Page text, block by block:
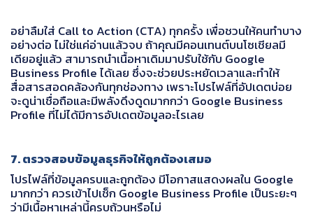
อย่าลืมใส่ Call to Action (CTA) ทุกครั้ง เพื่อชวนให้คนทำบาง
อย่างต่อ ไม่ใช่แค่อ่านแล้วจบ ถ้าคุณมีคอนเทนต์บนโซเชียลมี
เดียอยู่แล้ว สามารถนำเนื้อหาเดิมมาปรับใช้กับ Google
Business Profile ได้เลย ซึ่งจะช่วยประหยัดเวลาและทำให้
สื่อสารสอดคล้องกันทุกช่องทาง เพราะโปรไฟล์ที่อัปเดตบ่อย
จะดูน่าเชื่อถือและมีพลังดึงดูดมากกว่า Google Business
Profile ที่ไม่ได้มีการอัปเดตข้อมูลอะไรเลย
7. ตรวจสอบข้อมูลธุรกิจให้ถูกต้องเสมอ
โปรไฟล์ที่ข้อมูลครบและถูกต้อง มีโอกาสแสดงผลใน Google
มากกว่า ควรเข้าไปเช็ก Google Business Profile เป็นระยะๆ
ว่ามีเนื้อหาเหล่านี้ครบถ้วนหรือไม่